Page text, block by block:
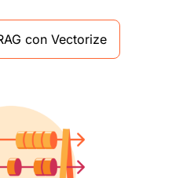
con Vectorize